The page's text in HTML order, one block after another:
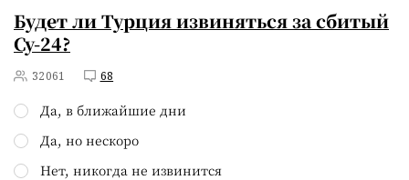
Будет ли Турция извиняться за сбитый
Су-24?
32061 68
Да, в ближайшие дни
Да, но нескоро
Нет, никогда не извинится